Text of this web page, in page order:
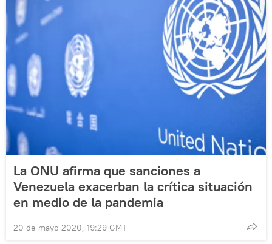
La ONU afirma que sanciones a
Venezuela exacerban la crítica situación
en medio de la pandemia
20 de mayo 2020, 19:29 GMT